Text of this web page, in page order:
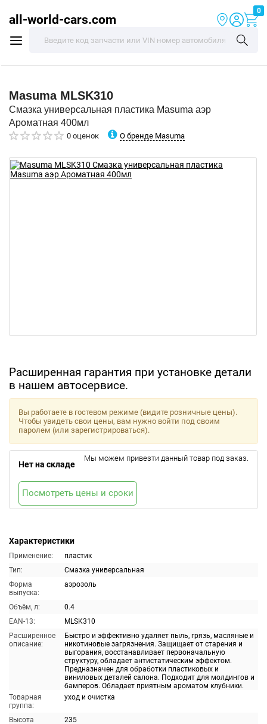
all-world-cars.com
0
Masuma MLSK310
Смазка универсальная пластика Masuma аэр
Ароматная 400мл
0 оценок О бренде Masuma
Расширенная гарантия при установке детали
в нашем автосервисе.
Характеристики
Применение:
пластик
Тип:
Смазка универсальная
Форма
выпуска:
аэрозоль
Объём, л:
0.4
EAN-13:
MLSK310
Расширенное
описание:
Быстро и эффективно удаляет пыль, грязь, масляные и
никотиновые загрязнения. Защищает от старения и
выгорания, восстанавливает первоначальную
структуру, обладает антистатическим эффектом.
Предназначен для обработки пластиковых и
виниловых деталей салона. Подходит для молдингов и
бамперов. Обладает приятным ароматом клубники.
Товарная
группа:
уход и очистка
Высота
235
Вы работаете в гостевом режиме (видите розничные цены).
Чтобы увидеть свои цены, вам нужно войти под своим
паролем (или зарегистрироваться).
Нет на складе
Мы можем привезти данный товар под заказ.
Посмотреть цены и сроки